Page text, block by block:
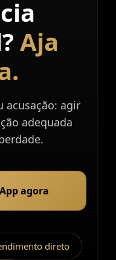
Aja
acusação: agir
adequada
agora
direto